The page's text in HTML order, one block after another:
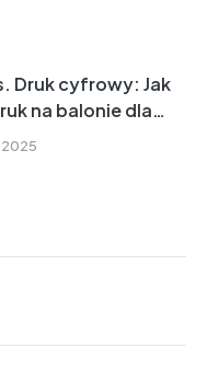
2025
Druk cyfrowy: Jak
na balonie dla